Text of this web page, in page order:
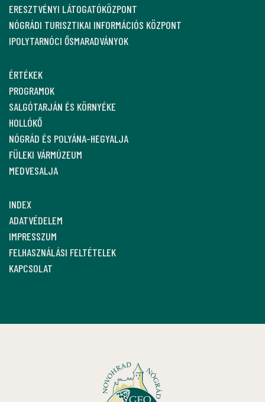
ERESZTVÉNYI LÁTOGATÓKÖZPONT
NÓGRÁDI TURISZTIKAI INFORMÁCIÓS KÖZPONT
IPOLYTARNÓCI ŐSMARADVÁNYOK
ÉRTÉKEK
PROGRAMOK
SALGÓTARJÁN ÉS KÖRNYÉKE
HOLLÓKŐ
NÓGRÁD ÉS POLYÁNA-HEGYALJA
FÜLEKI VÁRMÚZEUM
MEDVESALJA
INDEX
ADATVÉDELEM
IMPRESSZUM
FELHASZNÁLÁSI FELTÉTELEK
KAPCSOLAT